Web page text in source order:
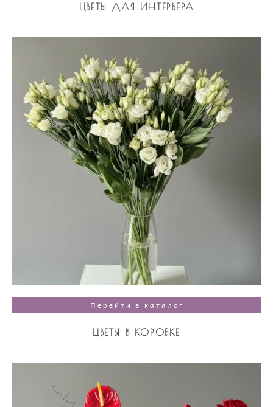
ЦВЕТЫ ДЛЯ ИНТЕРЬЕРА
Перейти в каталог
ЦВЕТЫ В КОРОБКЕ